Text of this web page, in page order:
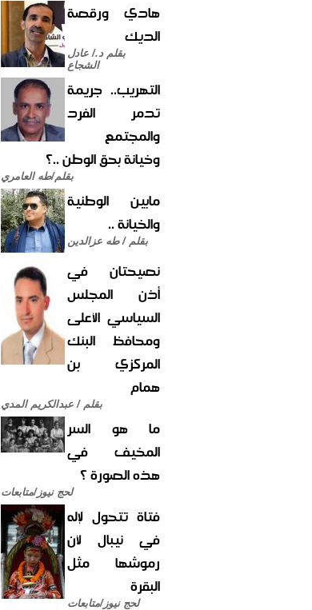
هادي ورقصة
الديك
بقلم د./ عادل
الشجاع
التهريب.. جريمة
تدمر الفرد
والمجتمع
وخيانة بحق الوطن ..؟
بقلم/طه العامري
مابين الوطنية
والخيانة ..
بقلم / طه عزالدين
نصيحتان في
أذن المجلس
السياسي الأعلى
ومحافظ البنك
المركزي بن
همام
بقلم / عبدالكريم المدي
ما هو السر
المخيف في
هذه الصورة ؟
لحج نيوز/متابعات
فتاة تتحول لإله
في نيبال لأن
رموشها مثل
البقرة
لحج نيوز/متابعات